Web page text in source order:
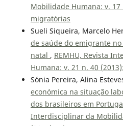
Mobilidade Humana: v. 17
migratórias
Sueli Siqueira, Marcelo
de saúde do emigrante
natal , REMHU, Revista
Humana: v. 21 n. 40
Sónia Pereira, Alina
económica na situação
dos brasileiros em
Interdisciplinar da